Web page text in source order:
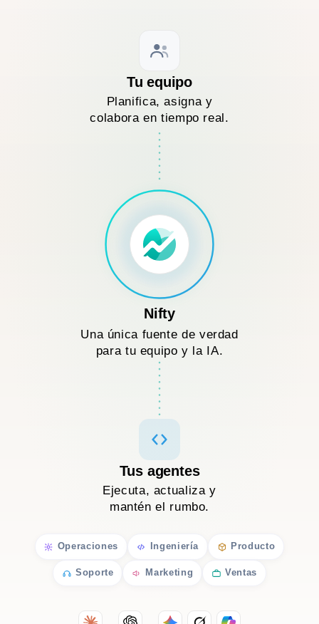
Operaciones Ingeniería Producto
Soporte Marketing Ventas
Tu equipo
Planifica, asigna y
colabora en tiempo real.
Nifty
Una única fuente de verdad
para tu equipo y la IA.
Tus agentes
Ejecuta, actualiza y
mantén el rumbo.